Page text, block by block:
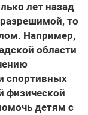
лет назад
то
Например,
области
спортивных
физической
детям с